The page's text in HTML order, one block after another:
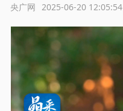
2025-06-20 12:05:54
央广网